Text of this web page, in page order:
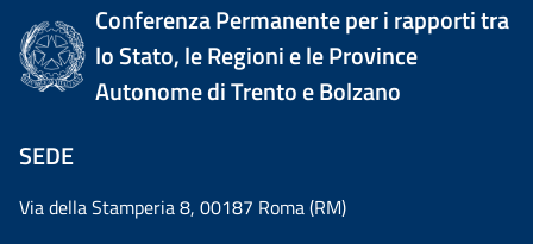
Conferenza Permanente per i rapporti tra
lo Stato, le Regioni e le Province
Autonome di Trento e Bolzano
SEDE
Via della Stamperia 8, 00187 Roma (RM)